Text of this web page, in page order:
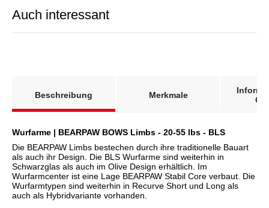
Auch interessant
Beschreibung
Merkmale
Wurfarme | BEARPAW BOWS Limbs - 20-55 lbs - BLS
Die BEARPAW Limbs bestechen durch ihre traditionelle Bauart
als auch ihr Design. Die BLS Wurfarme sind weiterhin in
Schwarzglas als auch im Olive Design erhältlich. Im
Wurfarmcenter ist eine Lage BEARPAW Stabil Core verbaut. Die
Wurfarmtypen sind weiterhin in Recurve Short und Long als
auch als Hybridvariante vorhanden.